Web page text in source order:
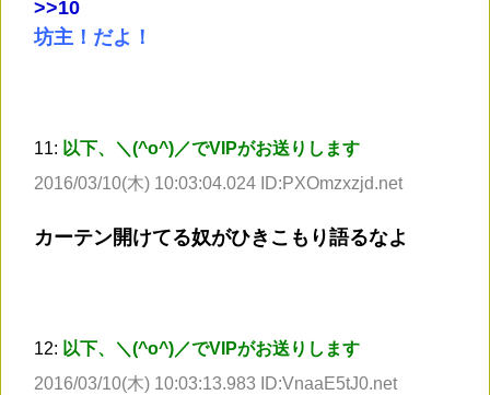
>>10
坊主！だよ！
11: 以下、＼(^o^)／でVIPがお送りします
2016/03/10(木) 10:03:04.024 ID:PXOmzxzjd.net
カーテン開けてる奴がひきこもり語るなよ
12: 以下、＼(^o^)／でVIPがお送りします
2016/03/10(木) 10:03:13.983 ID:VnaaE5tJ0.net